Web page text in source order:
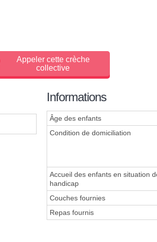
Appeler cette crèche
collective
Informations
Âge des enfants
Condition de domiciliation
Accueil des enfants en situation
handicap
Couches fournies
Repas fournis